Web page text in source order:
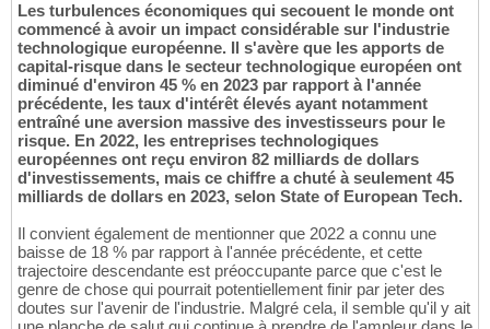
Les turbulences économiques qui secouent le monde ont
commencé à avoir un impact considérable sur l'industrie
technologique européenne. Il s'avère que les apports de
capital-risque dans le secteur technologique européen ont
diminué d'environ 45 % en 2023 par rapport à l'année
précédente, les taux d'intérêt élevés ayant notamment
entraîné une aversion massive des investisseurs pour le
risque. En 2022, les entreprises technologiques
européennes ont reçu environ 82 milliards de dollars
d'investissements, mais ce chiffre a chuté à seulement 45
milliards de dollars en 2023, selon State of European Tech.
Il convient également de mentionner que 2022 a connu une
baisse de 18 % par rapport à l'année précédente, et cette
trajectoire descendante est préoccupante parce que c'est le
genre de chose qui pourrait potentiellement finir par jeter des
doutes sur l'avenir de l'industrie. Malgré cela, il semble qu'il y ait